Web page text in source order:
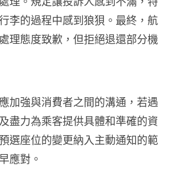
李的過程中感到狼狽。最終，航
理態度致歉，但拒絕退還部分機
加強與消費者之間的溝通，若遇
盡力為乘客提供具體和準確的資
選座位的變更納入主動通知的範
應對。